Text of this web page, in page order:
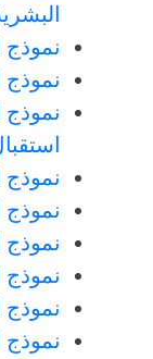
نموذج
نموذج
نموذج
نموذج
نموذج